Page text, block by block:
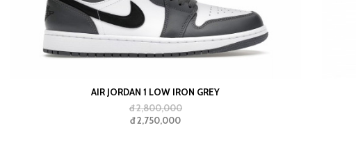
AIR JORDAN 1 LOW IRON GREY
đ 2,800,000
đ 2,750,000